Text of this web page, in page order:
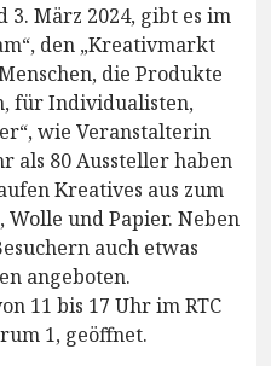
3. März 2024, gibt es im
den „Kreativmarkt
die Produkte
für Individualisten,
wie Veranstalterin
als 80 Aussteller haben
Kreatives aus zum
Wolle und Papier. Neben
auch etwas
angeboten.
11 bis 17 Uhr im RTC
1, geöffnet.